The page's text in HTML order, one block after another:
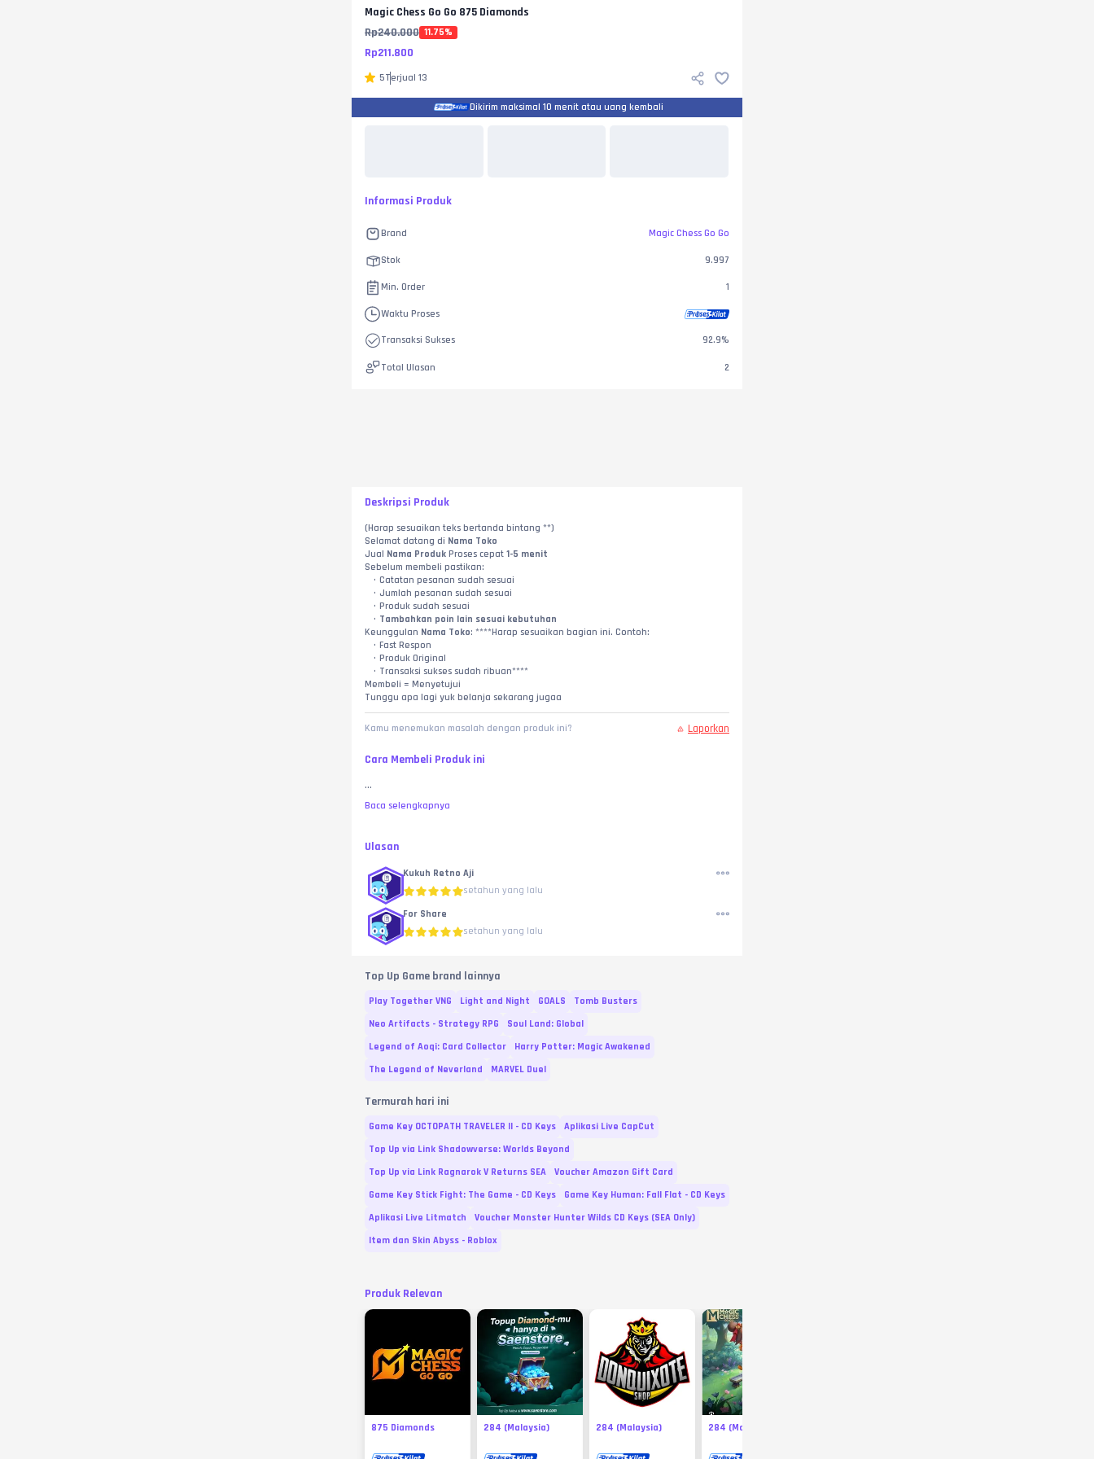
Magic Chess Go Go 875 Diamonds
Rp240.000 11.75%
Rp211.800
5Terjual 13
Dikirim maksimal 10 menit atau uang kembali
Informasi Produk
Brand Magic Chess Go Go
Stok 9.997
Min. Order 1
Waktu Proses
Transaksi Sukses 92.9%
Total Ulasan 2
Deskripsi Produk
(Harap sesuaikan teks bertanda bintang **)
Selamat datang di Nama Toko
Jual Nama Produk Proses cepat 1-5 menit
Sebelum membeli pastikan:
Catatan pesanan sudah sesuai
Jumlah pesanan sudah sesuai
Produk sudah sesuai
Tambahkan poin lain sesuai kebutuhan
Keunggulan Nama Toko: ****Harap sesuaikan bagian ini. Contoh:
Fast Respon
Produk Original
Transaksi sukses sudah ribuan****
Membeli = Menyetujui
Tunggu apa lagi yuk belanja sekarang jugaa
Kamu menemukan masalah dengan produk ini? Laporkan
Cara Membeli Produk ini
...
Baca selengkapnya
Ulasan
Kukuh Retno Aji
setahun yang lalu
For Share
setahun yang lalu
Top Up Game brand lainnya
Play Together VNG Light and Night GOALS
Tomb Busters
Neo Artifacts - Strategy RPG
Soul Land: Global
Legend of Aoqi: Card Collector
Harry Potter: Magic Awakened
The Legend of Neverland
MARVEL Duel
Termurah hari ini
Game Key OCTOPATH TRAVELER II - CD Keys
Aplikasi Live CapCut
Top Up via Link Shadowverse: Worlds Beyond
Top Up via Link Ragnarok V Returns SEA
Voucher Amazon Gift Card
Game Key Stick Fight: The Game - CD Keys
Game Key Human: Fall Flat - CD Keys
Aplikasi Live Litmatch
Voucher Monster Hunter Wilds CD Keys (SEA Only)
Item dan Skin Abyss - Roblox
Produk Relevan
875 Diamonds 284 (Malaysia) 284 (Malaysia) 284 (Malaysia)